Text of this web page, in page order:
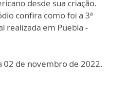
desde sua criação.
confira como foi a 3ª
realizada em Puebla -
02 de novembro de 2022.